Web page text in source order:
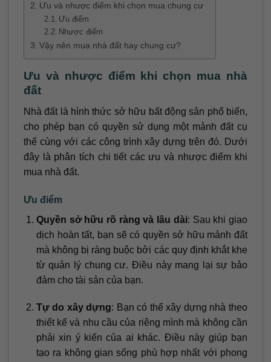
Ưu và nhược điểm khi chọn mua chung cư
Ưu điểm
Nhược điểm
Vậy nên mua nhà đất hay chung cư?
Ưu và nhược điểm khi chọn mua nhà
đất
Nhà đất là hình thức sở hữu bất động sản phổ biến,
cho phép bạn có quyền sử dụng một mảnh đất cụ
thể cùng với các công trình xây dựng trên đó. Dưới
đây là phân tích chi tiết các ưu và nhược điểm khi
mua nhà đất.
Ưu điểm
Quyền sở hữu rõ ràng và lâu dài: Sau khi giao
dịch hoàn tất, bạn sẽ có quyền sở hữu mảnh đất
mà không bị ràng buộc bởi các quy định khắt khe
từ quản lý chung cư. Điều này mang lại sự bảo
đảm cho tài sản của bạn.
Tự do xây dựng: Bạn có thể xây dựng nhà theo
thiết kế và nhu cầu của riêng mình mà không cần
phải xin ý kiến của ai khác. Điều này giúp bạn
tạo ra không gian sống phù hợp nhất với phong